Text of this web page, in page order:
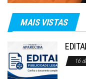
MAIS VISTAS
16